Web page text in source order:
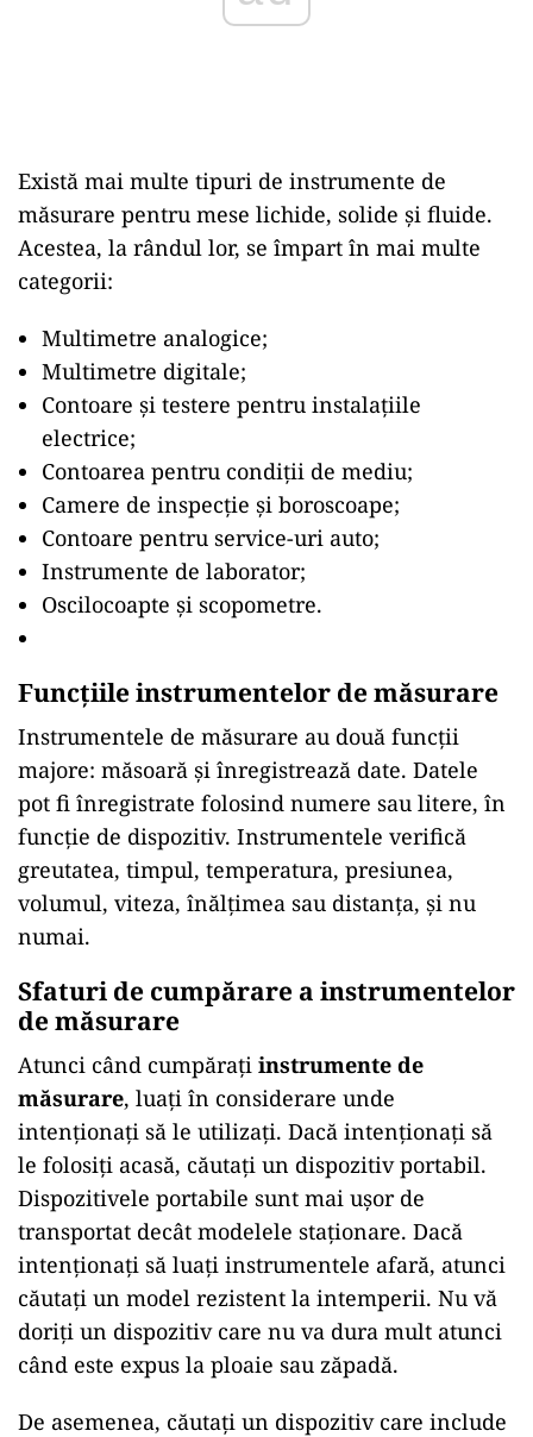
Există mai multe tipuri de instrumente de
măsurare pentru mese lichide, solide și fluide.
Acestea, la rândul lor, se împart în mai multe
categorii:
Multimetre analogice;
Multimetre digitale;
Contoare și testere pentru instalațiile
electrice;
Contoarea pentru condiții de mediu;
Camere de inspecție și boroscoape;
Contoare pentru service-uri auto;
Instrumente de laborator;
Oscilocoapte și scopometre.
Funcțiile instrumentelor de măsurare
Instrumentele de măsurare au două funcții
majore: măsoară și înregistrează date. Datele
pot fi înregistrate folosind numere sau litere, în
funcție de dispozitiv. Instrumentele verifică
greutatea, timpul, temperatura, presiunea,
volumul, viteza, înălțimea sau distanța, și nu
numai.
Sfaturi de cumpărare a instrumentelor
de măsurare
Atunci când cumpărați instrumente de
măsurare, luați în considerare unde
intenționați să le utilizați. Dacă intenționați să
le folosiți acasă, căutați un dispozitiv portabil.
Dispozitivele portabile sunt mai ușor de
transportat decât modelele staționare. Dacă
intenționați să luați instrumentele afară, atunci
căutați un model rezistent la intemperii. Nu vă
doriți un dispozitiv care nu va dura mult atunci
când este expus la ploaie sau zăpadă.
De asemenea, căutați un dispozitiv care include